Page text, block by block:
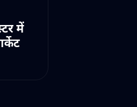
में